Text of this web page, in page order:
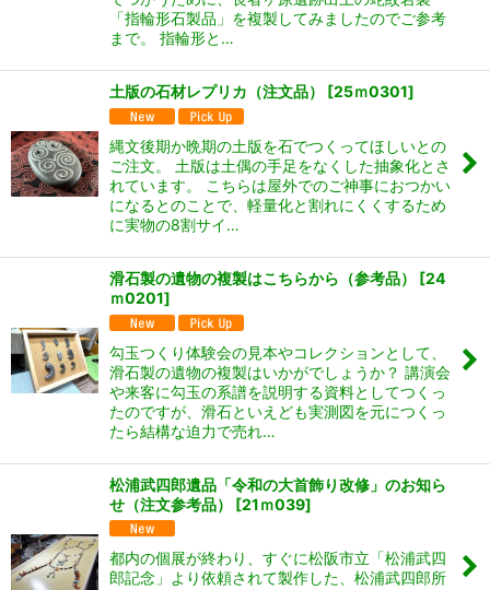
「指輪形石製品」を複製してみましたのでご参考
まで。 指輪形と…
土版の石材レプリカ（注文品） [25ｍ0301]
縄文後期か晩期の土版を石でつくってほしいとの
ご注文。 土版は土偶の手足をなくした抽象化とさ
れています。 こちらは屋外でのご神事におつかい
になるとのことで、軽量化と割れにくくするため
に実物の8割サイ…
滑石製の遺物の複製はこちらから（参考品） [24
ｍ0201]
勾玉つくり体験会の見本やコレクションとして、
滑石製の遺物の複製はいかがでしょうか？ 講演会
や来客に勾玉の系譜を説明する資料としてつくっ
たのですが、滑石といえども実測図を元につくっ
たら結構な迫力で売れ…
松浦武四郎遺品「令和の大首飾り改修」のお知ら
せ（注文参考品）
[21ｍ039]
都内の個展が終わり、すぐに松阪市立「松浦武四
郎記念」より依頼されて製作した、松浦武四郎所